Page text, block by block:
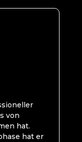
von
hat.
hat er